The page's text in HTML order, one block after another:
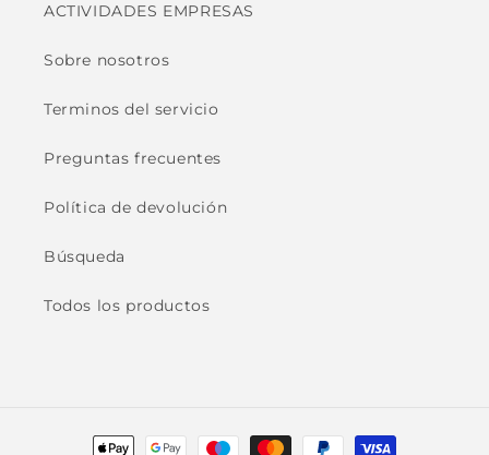
ACTIVIDADES EMPRESAS
Sobre nosotros
Terminos del servicio
Preguntas frecuentes
Política de devolución
Búsqueda
Todos los productos
Formas